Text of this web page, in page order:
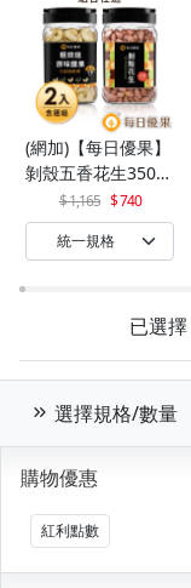
(網加)【每日優果】
剝殼五香花生350G
+罐裝原味烘焙腰果
320G
1,165 740
已選擇
選擇規格/數量
購物優惠
紅利點數